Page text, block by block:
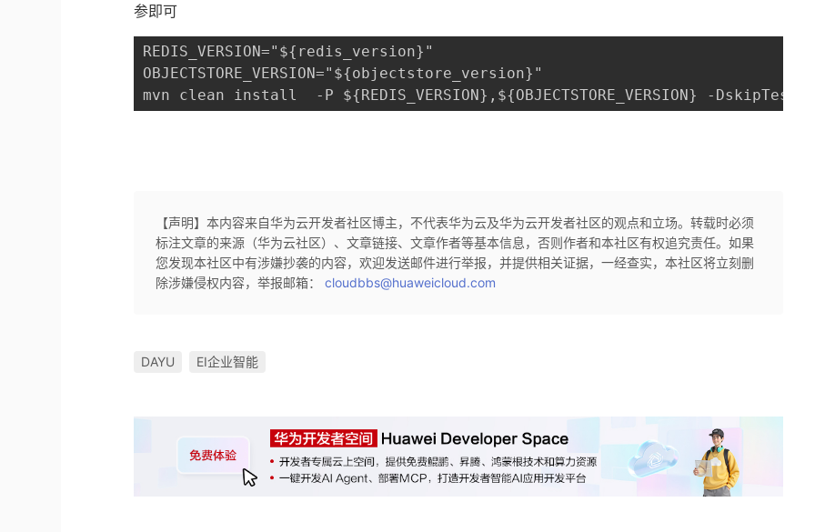
参即可
REDIS_VERSION="${redis_version}"
OBJECTSTORE_VERSION="${objectstore_version}"
mvn clean install  -P ${REDIS_VERSION},${OBJECTSTORE_VERSION} -
【声明】本内容来自华为云开发者社区博主，不代表华为云及华为云开发者社区的观点和立场。转载时必须
标注文章的来源（华为云社区）、文章链接、文章作者等基本信息，否则作者和本社区有权追究责任。如果
您发现本社区中有涉嫌抄袭的内容，欢迎发送邮件进行举报，并提供相关证据，一经查实，本社区将立刻删
除涉嫌侵权内容，举报邮箱：cloudbbs@huaweicloud.com
DAYU EI企业智能